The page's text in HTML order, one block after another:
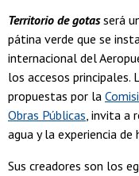
Territorio de gotasserá
pátina verde que se
internacional del
los accesos principales.
propuestas por la
Obras Públicas, invita a
agua y la experiencia
Sus creadores son los